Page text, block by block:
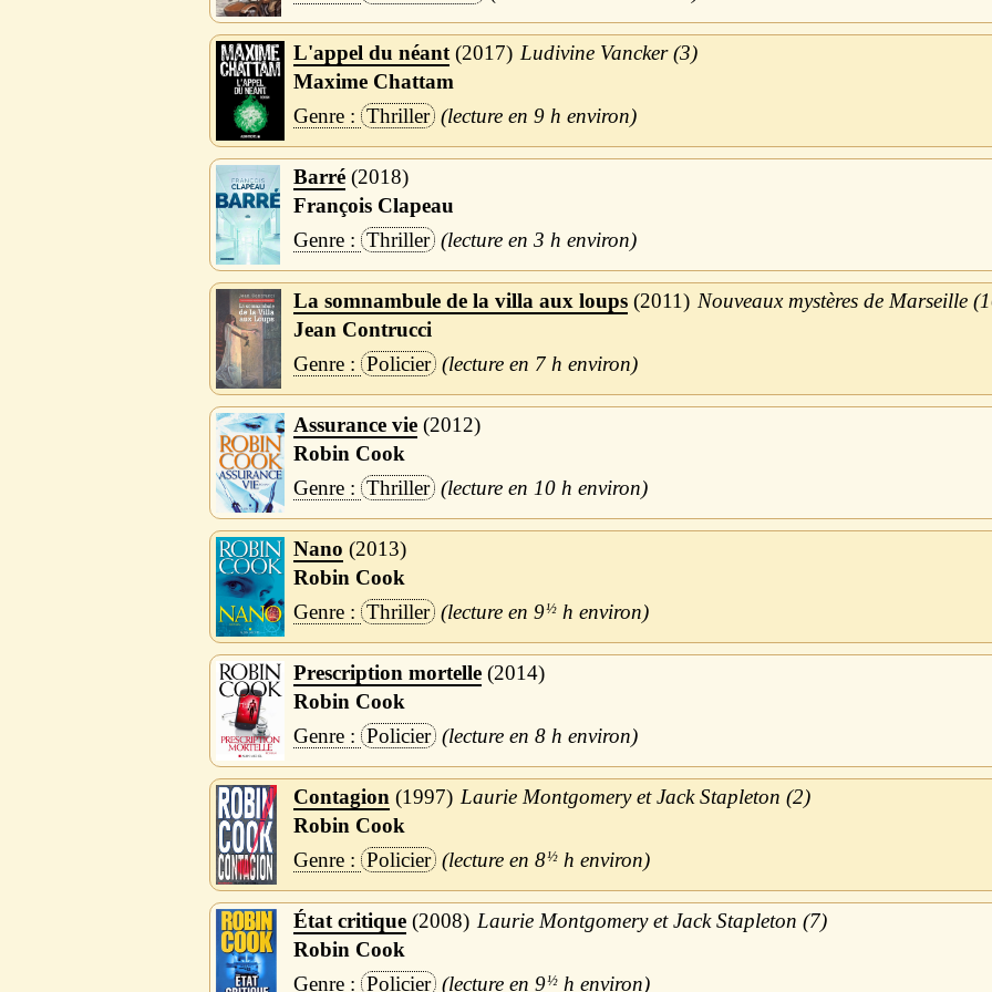
L'appel du néant 2017
Ludivine Vancker (3)
Maxime Chattam
Thriller
9 h
Barré 2018
François Clapeau
Thriller
3 h
La somnambule de la villa aux loups 2011
Nouveaux mystères de Marseille
Jean Contrucci
Policier
7 h
Assurance vie 2012
Robin Cook
Thriller
10 h
Nano 2013
Robin Cook
Thriller
9½h
Prescription mortelle 2014
Robin Cook
Policier
8 h
Contagion 1997
Laurie Montgomery et Jack Stapleton (2)
Robin Cook
Policier
8½h
État critique 2008
Laurie Montgomery et Jack Stapleton (7)
Robin Cook
Policier
9½h